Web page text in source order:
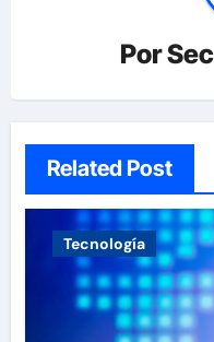
Por
Related Post
Tecnología